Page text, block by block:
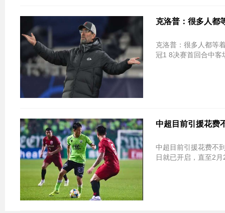
克洛普：很多人都
克洛普：很多人都等着利物浦再摔跤
冠1 8决赛首回合中客
中超目前引援花费
中超目前引援花费不
日就已开启，直至2